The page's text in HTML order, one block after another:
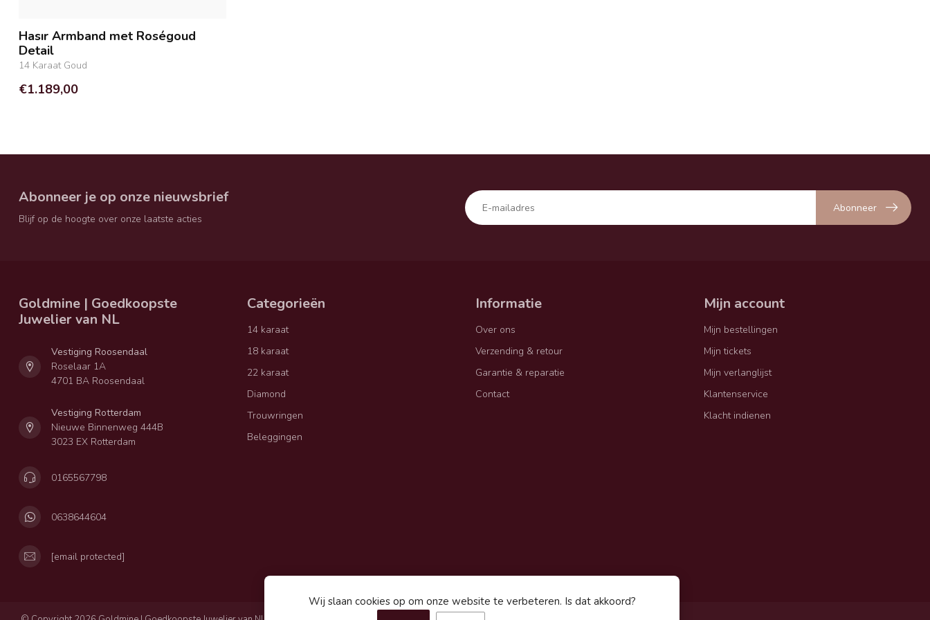
Hasır Armband met Roségoud
Detail
14 Karaat Goud
€1.189,00
Abonneer je op onze nieuwsbrief
Blijf op de hoogte over onze laatste acties
Abonneer
Goldmine | Goedkoopste
Juwelier van NL
Vestiging Roosendaal
Roselaar 1A
4701 BA Roosendaal
Vestiging Rotterdam
Nieuwe Binnenweg 444B
3023 EX Rotterdam
0165567798
0638644604
[email protected]
Categorieën
14 karaat
18 karaat
22 karaat
Diamond
Trouwringen
Beleggingen
Informatie
Over ons
Verzending & retour
Garantie & reparatie
Contact
Mijn account
Mijn bestellingen
Mijn tickets
Mijn verlanglijst
Klantenservice
Klacht indienen
Wij slaan cookies op om onze website te verbeteren. Is dat akkoord?